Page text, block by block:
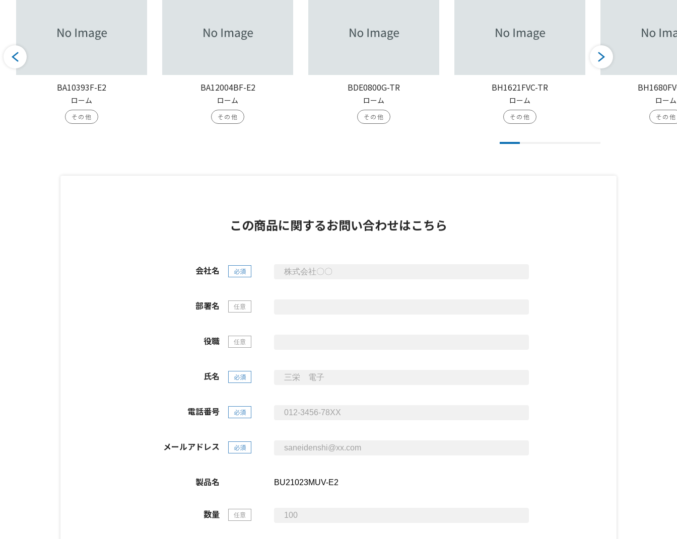
BA10393F-E2
ローム
その他
BA12004BF-E2
ローム
その他
BDE0800G-TR
ローム
その他
BH1621FVC-TR
ローム
その他
ローム
その他
この商品に関するお問い合わせはこちら
会社名 必須
部署名 任意
役職 任意
氏名 必須
電話番号 必須
メールアドレス 必須
製品名
数量 任意